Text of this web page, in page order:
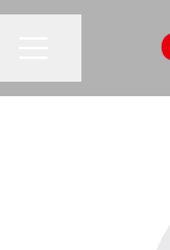
KARIÉRNA
Zdieľať